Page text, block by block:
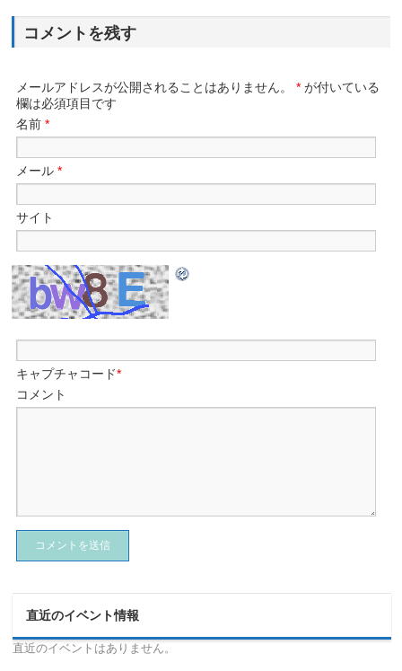
コメントを残す
メールアドレスが公開されることはありません。 * が付いている
欄は必須項目です
名前*
メール*
サイト
キャプチャコード*
コメント
直近のイベント情報
直近のイベントはありません。